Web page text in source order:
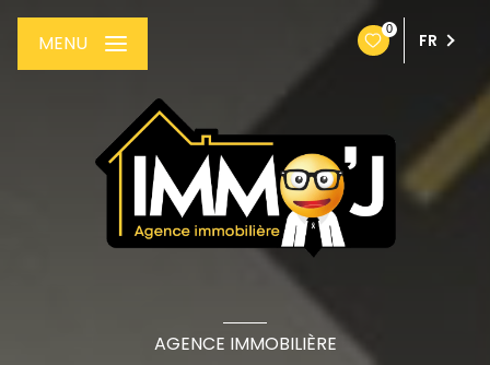
0
FR
MENU
AGENCE IMMOBILIÈRE